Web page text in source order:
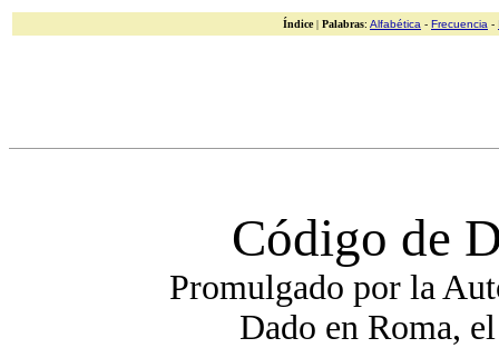
Índice| Palabras: Alfabética - Frecuencia -
Código de
Promulgado por la
Dado en Roma,